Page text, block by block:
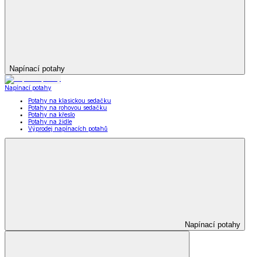
Napínací potahy
Napínací potahy
Potahy na klasickou sedačku
Potahy na rohovou sedačku
Potahy na křeslo
Potahy na židle
Výprodej napínacích potahů
Napínací potahy